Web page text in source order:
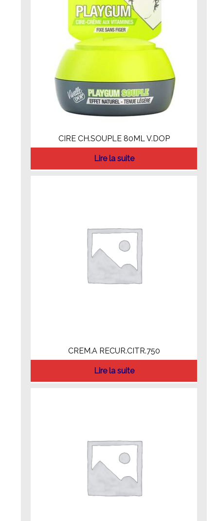
CIRE CH.SOUPLE 80ML V.DOP
Lire la suite
CREM.A RECUR.CITR.750
Lire la suite